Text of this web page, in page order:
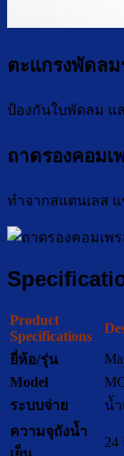
ตะแกรงพัดล
ป้องกันใบพัดลม แ
ถาดรองคอมเ
ทำจากสแตนเลส
Product
Specifications
ยี่ห้อ/รุ่น
Model
ระบบจ่าย
น้ำ
ความจุถังน้ำ
24